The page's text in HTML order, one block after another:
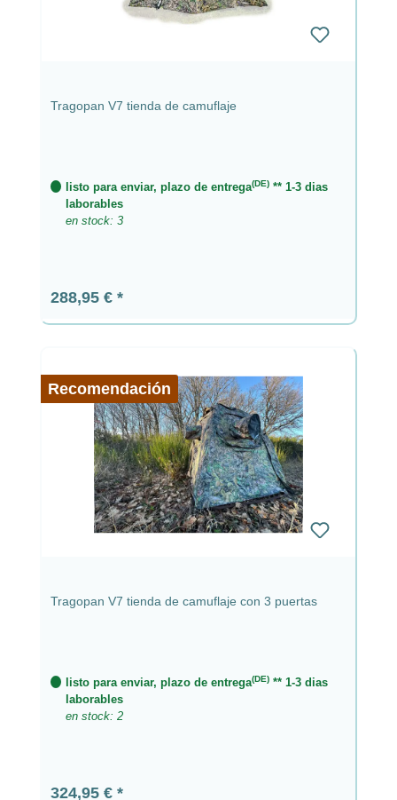
Tragopan V7 tienda de camuflaje
listo para enviar, plazo de entrega(DE) ** 1-3 dias
laborables
en stock: 3
Precio normal:
288,95 €
Recomendación
Tragopan V7 tienda de camuflaje con 3 puertas
listo para enviar, plazo de entrega(DE) ** 1-3 dias
laborables
en stock: 2
Precio normal:
324,95 €